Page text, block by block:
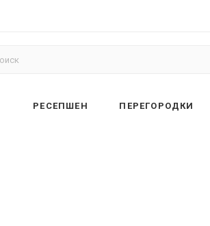
РЕСЕПШЕН ПЕРЕГОРОДКИ